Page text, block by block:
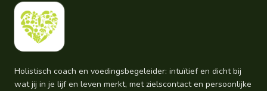
Holistisch coach en voedingsbegeleider: intuïtief en dicht bij
wat jij in je lijf en leven merkt, met zielscontact en persoonlijke